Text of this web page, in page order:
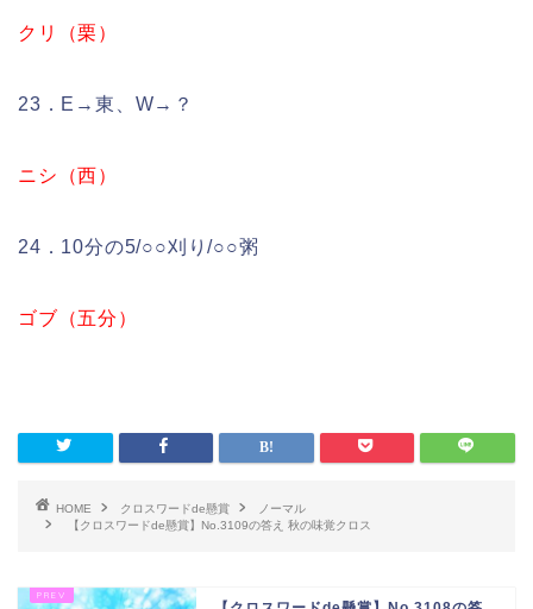
クリ（栗）
23．E→東、W→？
ニシ（西）
24．10分の5/○○刈り/○○粥
ゴブ（五分）
HOME クロスワードde懸賞
ノーマル
【クロスワードde懸賞】No.3109の答え 秋の味覚クロス